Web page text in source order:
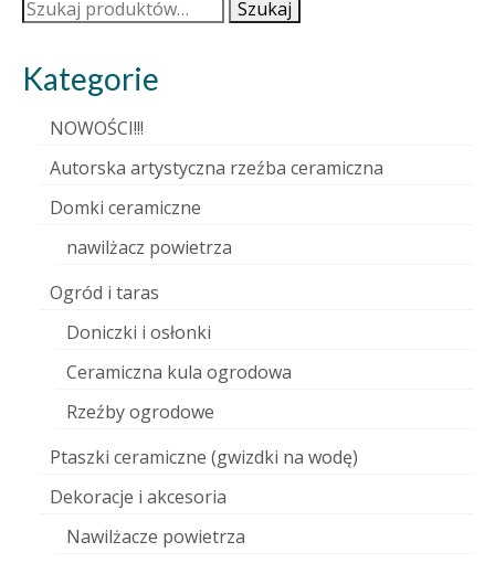
Szukaj
Kategorie
NOWOŚCI!!!
Autorska artystyczna rzeźba ceramiczna
Domki ceramiczne
nawilżacz powietrza
Ogród i taras
Doniczki i osłonki
Ceramiczna kula ogrodowa
Rzeźby ogrodowe
Ptaszki ceramiczne (gwizdki na wodę)
Dekoracje i akcesoria
Nawilżacze powietrza